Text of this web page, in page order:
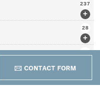
+
237
+
28
162
+